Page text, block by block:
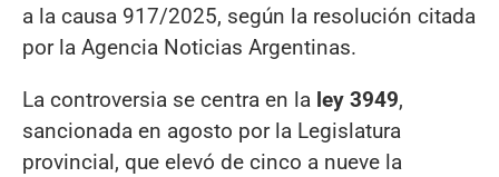
a la causa 917/2025, según la resolución citada
por la Agencia Noticias Argentinas.
La controversia se centra en la ley 3949,
sancionada en agosto por la Legislatura
provincial, que elevó de cinco a nueve la